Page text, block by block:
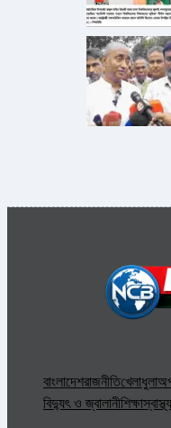
বাংলাদেশরাজনীতিখেলাধুলা
বিদ্যুৎ ও জ্বালানীশিক্ষাস্বাস্থ্য